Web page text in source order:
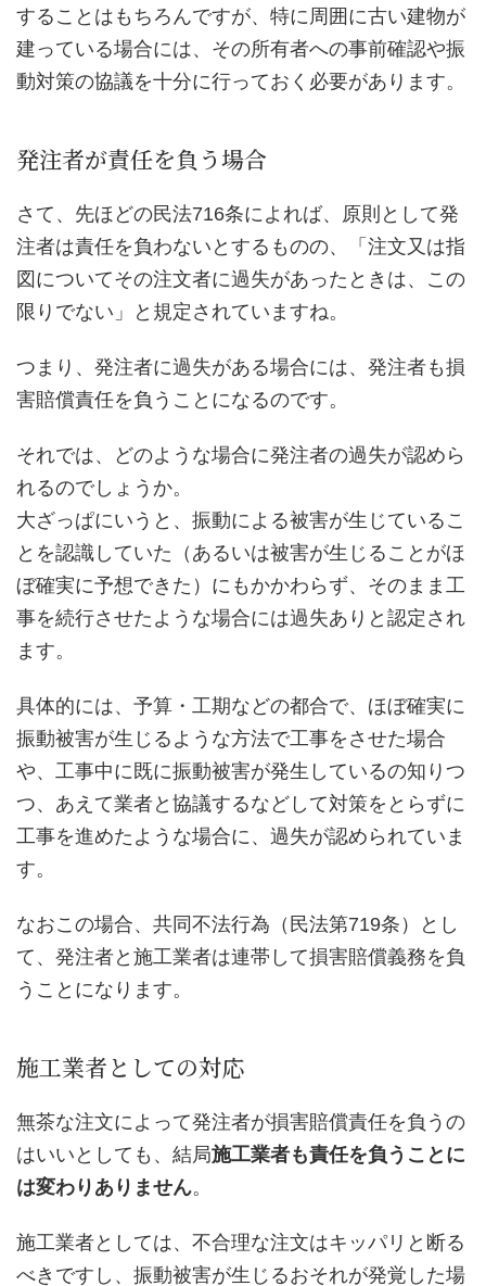
することはもちろんですが、特に周囲に古い建物が
建っている場合には、その所有者への事前確認や振
動対策の協議を十分に行っておく必要があります。
発注者が責任を負う場合
さて、先ほどの民法716条によれば、原則として発
注者は責任を負わないとするものの、「注文又は指
図についてその注文者に過失があったときは、この
限りでない」と規定されていますね。
つまり、発注者に過失がある場合には、発注者も損
害賠償責任を負うことになるのです。
それでは、どのような場合に発注者の過失が認めら
れるのでしょうか。
大ざっぱにいうと、振動による被害が生じているこ
とを認識していた（あるいは被害が生じることがほ
ぼ確実に予想できた）にもかかわらず、そのまま工
事を続行させたような場合には過失ありと認定され
ます。
具体的には、予算・工期などの都合で、ほぼ確実に
振動被害が生じるような方法で工事をさせた場合
や、工事中に既に振動被害が発生しているの知りつ
つ、あえて業者と協議するなどして対策をとらずに
工事を進めたような場合に、過失が認められていま
す。
なおこの場合、共同不法行為（民法第719条）とし
て、発注者と施工業者は連帯して損害賠償義務を負
うことになります。
施工業者としての対応
無茶な注文によって発注者が損害賠償責任を負うの
はいいとしても、結局施工業者も責任を負うことに
は変わりありません。
施工業者としては、不合理な注文はキッパリと断る
べきですし、振動被害が生じるおそれが発覚した場